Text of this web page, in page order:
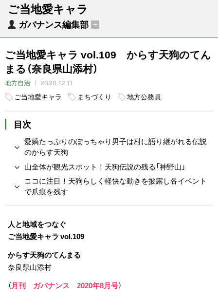
ご当地愛キャラ
ガバナンス編集部
ご当地愛キャラ vol.109 からす天狗のてん
まる（奈良県山添村）
地方自治
2020.12.11
ご当地愛キャラ
まちづくり 地方公務員
目次
愛嬌たっぷりのぽっちゃり男子は村に語り継がれる伝説
のからす天狗
山全体が観光スポット！天狗伝説の残る「神野山」
ココに注目！天狗らしく軽快な動きを披露し各イベント
で爪痕を残す
人と地域をつなぐ
ご当地愛キャラ vol.109
からす天狗のてんまる
奈良県山添村
（月刊 ガバナンス 2020年8月号）